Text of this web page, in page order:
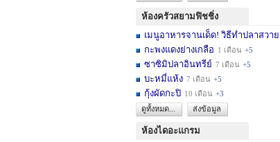
ห้องครัวสยามฟิชชิ่ง
เมนูอาหารจานเด็ด! วิธีทำปลาสวาย
กะพงแดงย่างเกลือ 1 เดือน +5
ซาซิมิปลาอินทรีย์ 7 เดือน +5
บะหมี่แห้ง 7 เดือน +5
กุ้งผัดกะปิ 10 เดือน +3
ดูทั้งหมด...
ส่งข้อมูล
ห้องไดอะแกรม